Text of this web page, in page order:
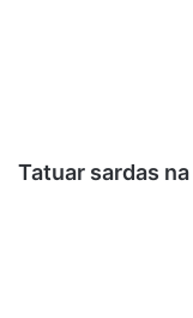
Tatuar sardas